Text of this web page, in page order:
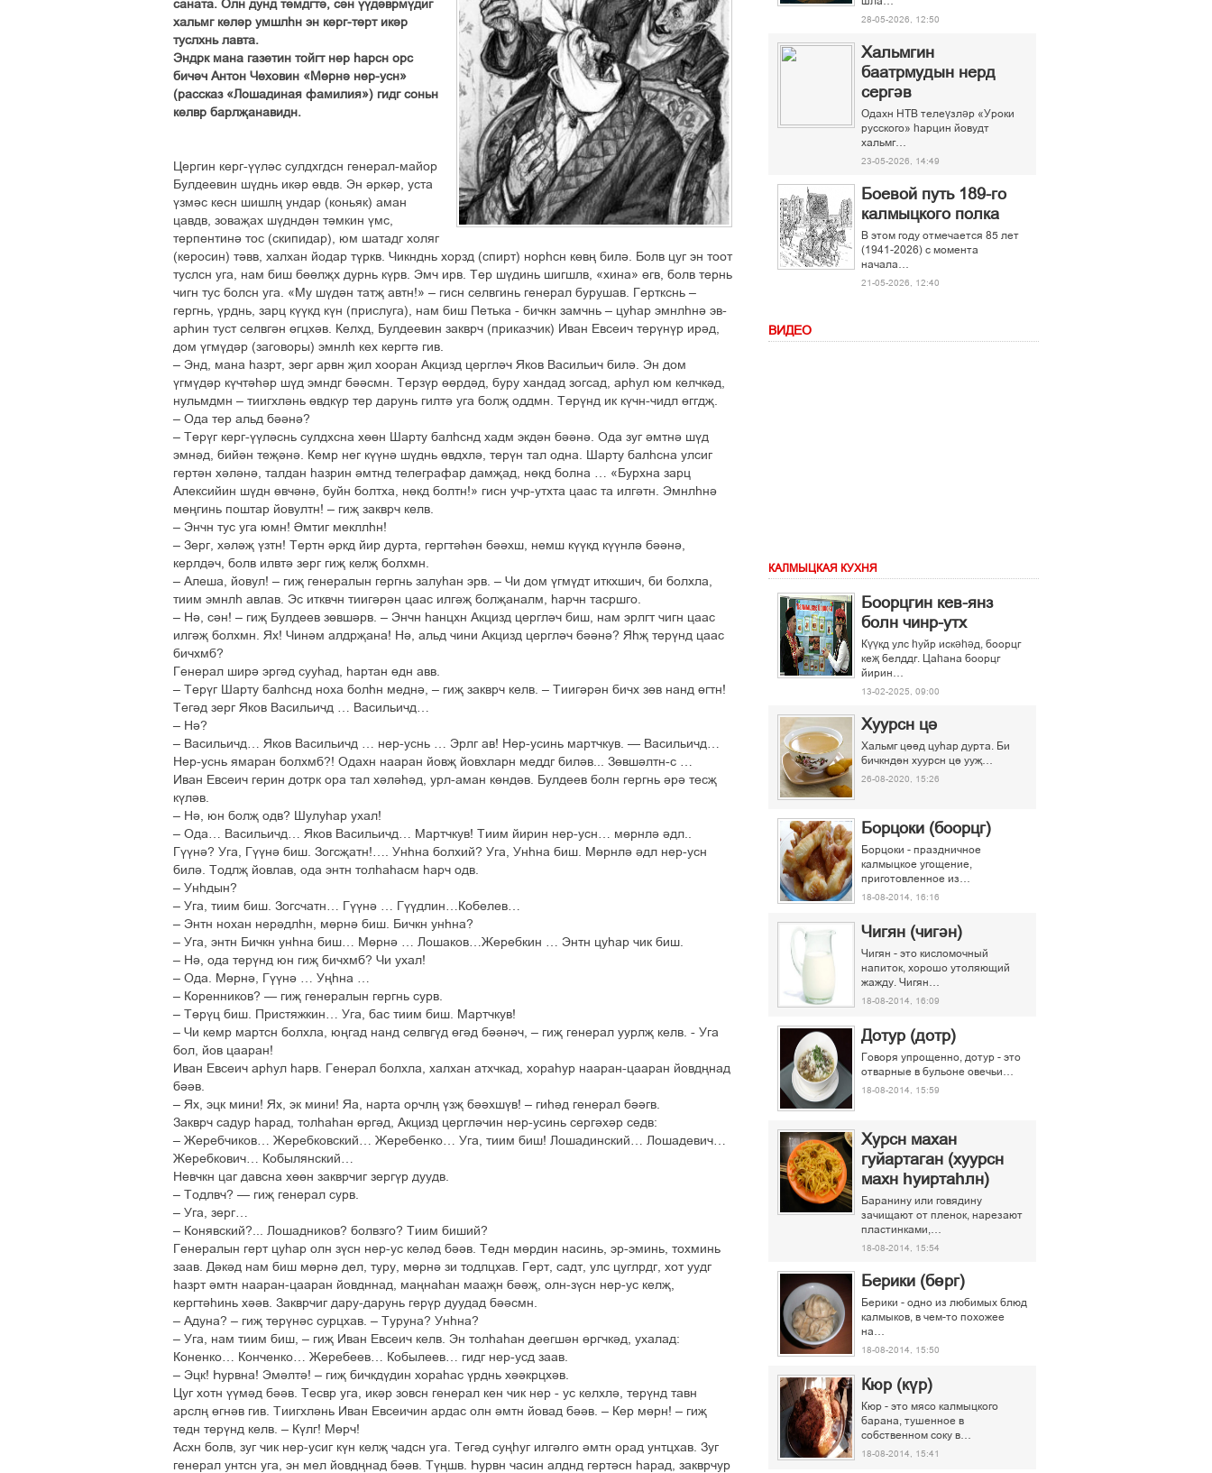
саната. Олн дунд темдгті, сін ўўдіврмўдиг
хальмг келір умшлєн эн керг-тґрт икір
туслхнь лавта.
Эндрк мана газетин тойгт нер єарсн орс
бичіч Антон Чеховин «Мґрні нер-усн»
(рассказ «Лошадиная фамилия») гидг соньн
келвр барлљанавидн.
Цергин керг-ўўліс сулдхгдсн генерал-майор
Булдеевин шўднь икір ґвдв. Эн іркір, уста
ўзміс кесн шишлњ ундар (коньяк) аман
цавдв, зоваљах шўдндін тімкин ўмс,
терпентині тос (скипидар), юм шатадг холяг
(керосин) тівв, халхан йодар тўркв. Чикнднь хорзд (спирт) норєсн кґвњ билі. Болв цуг эн тоот
туслсн уга, нам биш бґґлљх дурнь кўрв. Эмч ирв. Тер шўдинь шигшлв, «хина» ґгв, болв тернь
чигн тус болсн уга. «Му шўдін татљ автн!» – гисн селвгинь генерал бурушав. Герткснь –
гергнь, ўрднь, зарц кўўкд кўн (прислуга), нам биш Петька - бичкн замчнь – цуєар эмнлєні эв-
арєин туст селвгін ґгцхів. Келхд, Булдеевин закврч (приказчик) Иван Евсеич терўнўр ирід,
дом ўгмўдір (заговоры) эмнлє кех кергті гив.
– Энд, мана єазрт, зерг арвн љил хооран Акцизд цергліч Яков Васильич билі. Эн дом
ўгмўдір кўчтієір шўд эмндг біісмн. Терзўр ґґрдід, буру хандад зогсад, арєул юм келчкід,
нульмдмн – тиигхлінь ґвдкўр тер дарунь гилті уга болљ оддмн. Терўнд ик кўчн-чидл ґггдљ.
– Ода тер альд бііні?
– Терўг керг-ўўліснь сулдхсна хґґн Шарту балєснд хадм экдін бііні. Ода зуг імтні шўд
эмнід, бийін тељіні. Кемр нег кўўні шўднь ґвдхлі, терўн тал одна. Шарту балєсна улсиг
гертін хіліні, талдан єазрин імтнд телеграфар дамљад, нґкд болна … «Бурхна зарц
Алексийин шўдн ґвчіні, буйн болтха, нґкд болтн!» гисн учр-утхта цаас та илгітн. Эмнлєні
мґњгинь поштар йовултн! – гиљ закврч келв.
– Энчн тус уга юмн! Імтиг мекллєн!
– Зерг, хіліљ ўзтн! Тертн іркд йир дурта, гергтієін бііхш, немш кўўкд кўўнлі бііні,
керлдіч, болв илвті зерг гиљ келљ болхмн.
– Алеша, йовул! – гиљ генералын гергнь залуєан эрв. – Чи дом ўгмўдт иткхшич, би болхла,
тиим эмнлє авлав. Эс итквчн тиигірін цаас илгіљ болљаналм, єарчн тасршго.
– Ні, сін! – гиљ Булдеев зґвшірв. – Энчн єанцхн Акцизд цергліч биш, нам эрлгт чигн цаас
илгіљ болхмн. Ях! Чинім алдрљана! Ні, альд чини Акцизд цергліч бііні? Яєљ терўнд цаас
бичхмб?
Генерал ширі эргід сууєад, єартан ґдн авв.
– Терўг Шарту балєснд ноха болєн медні, – гиљ закврч келв. – Тиигірін бичх зґв нанд ґгтн!
Тегід зерг Яков Васильичд … Васильичд…
– Ні?
– Васильичд… Яков Васильичд … нер-уснь … Эрлг ав! Нер-усинь мартчкув. — Васильичд…
Нер-уснь ямаран болхмб?! Одахн нааран йовљ йовхларн меддг билів... Зґвшілтн-с …
Иван Евсеич герин дотрк ора тал хілієід, урл-аман кґндів. Булдеев болн гергнь ірі тесљ
кўлів.
– Ні, юн болљ одв? Шулуєар ухал!
– Ода… Васильичд… Яков Васильичд… Мартчкув! Тиим йирин нер-усн… мґрнлі ідл..
Гўўні? Уга, Гўўні биш. Зогсљатн!…. Унєна болхий? Уга, Унєна биш. Мґрнлі ідл нер-усн
билі. Тодлљ йовлав, ода энтн толєаєасм єарч одв.
– Унєдын?
– Уга, тиим биш. Зогсчатн… Гўўні … Гўўдлин…Кобелев…
– Энтн нохан нерідлєн, мґрні биш. Бичкн унєна?
– Уга, энтн Бичкн унєна биш… Мґрні … Лошаков…Жеребкин … Энтн цуєар чик биш.
– Ні, ода терўнд юн гиљ бичхмб? Чи ухал!
– Ода. Мґрні, Гўўні … Уњєна …
– Коренников? — гиљ генералын гергнь сурв.
– Тґрўц биш. Пристяжкин… Уга, бас тиим биш. Мартчкув!
– Чи кемр мартсн болхла, юњгад нанд селвгўд ґгід біініч, – гиљ генерал уурлљ келв. - Уга
бол, йов цааран!
Иван Евсеич арєул єарв. Генерал болхла, халхан атхчкад, хораєур нааран-цааран йовдњнад
біів.
– Ях, эцк мини! Ях, эк мини! Яа, нарта орчлњ ўзљ бііхшўв! – гиєід генерал біігв.
Закврч садур єарад, толєаєан ґргід, Акцизд церглічин нер-усинь сергіхір седв:
– Жеребчиков… Жеребковский… Жеребенко… Уга, тиим биш! Лошадинский… Лошадевич…
Жеребкович… Кобылянский…
Невчкн цаг давсна хґґн закврчиг зергўр дуудв.
– Тодлвч? — гиљ генерал сурв.
– Уга, зерг…
– Конявский?... Лошадников? болвзго? Тиим биший?
Генералын герт цуєар олн зўсн нер-ус келід біів. Тедн мґрдин насинь, эр-эминь, тохминь
заав. Дікід нам биш мґрні дел, туру, мґрні зи тодлцхав. Герт, садт, улс цуглрдг, хот уудг
єазрт імтн нааран-цааран йовдннад, мањнаєан мааљн бііљ, олн-зўсн нер-ус келљ,
кергтієинь хіів. Закврчиг дару-дарунь герўр дуудад біісмн.
– Адуна? – гиљ терўніс сурцхав. – Туруна? Унєна?
– Уга, нам тиим биш, – гиљ Иван Евсеич келв. Эн толєаєан деегшін ґргчкід, ухалад:
Коненко… Конченко… Жеребеев… Кобылеев… гидг нер-усд заав.
– Эцк! Єурвна! Эмілті! – гиљ бичкдўдин хораєас ўрднь хіікрцхів.
Цуг хотн ўўмід біів. Тесвр уга, икір зовсн генерал кен чик нер - ус келхлі, терўнд тавн
арслњ ґгнів гив. Тиигхлінь Иван Евсеичин ардас олн імтн йовад біів. – Кер мґрн! – гиљ
тедн терўнд келв. – Кўлг! Мґрч!
Асхн болв, зуг чик нер-усиг кўн келљ чадсн уга. Тегід суњєуг илгілго імтн орад унтцхав. Зуг
генерал унтсн уга, эн мел йовдњнад біів. Тўњшв. Єурвн часин алднд гертісн єарад, закврчур
28-05-2026, 12:50
Хальмгин
баатрмудын нерд
сергәв
Одахн НТВ телеүзләр «Уроки
русского» һарцин йовудт
хальмг…
23-05-2026, 14:49
Боевой путь 189-го
калмыцкого полка
В этом году отмечается 85 лет
(1941-2026) с момента
начала…
21-05-2026, 12:40
ВИДЕО
КАЛМЫЦКАЯ КУХНЯ
Боорцгин кев-янз
болн чинр-утх
Күүкд улс һуйр искәһәд, боорцг
кеҗ белддг. Цаһана боорцг
йирин…
13-02-2025, 09:00
Хуурсн ці
Хальмг ціід цуєар дурта. Би
бичкндін хуурсн ці ууљ…
26-08-2020, 15:26
Борцоки (боорцг)
Борцоки - праздничное
калмыцкое угощение,
приготовленное из…
18-08-2014, 16:16
Чигян (чигән)
Чигян - это кисломочный
напиток, хорошо утоляющий
жажду. Чигян…
18-08-2014, 16:09
Дотур (дотр)
Говоря упрощенно, дотур - это
отварные в бульоне овечьи…
18-08-2014, 15:59
Хурсн махан
гуйартаган (хуурсн
махн һуиртаһлн)
Баранину или говядину
зачищают от пленок, нарезают
пластинками,…
18-08-2014, 15:54
Берики (бөрг)
Берики - одно из любимых блюд
калмыков, в чем-то похожее
на…
18-08-2014, 15:50
Кюр (күр)
Кюр - это мясо калмыцкого
барана, тушенное в
собственном соку в…
18-08-2014, 15:41